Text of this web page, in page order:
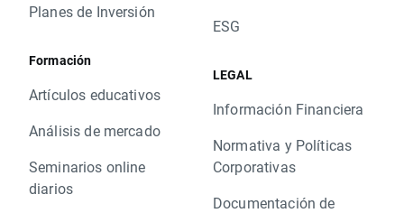
Planes de Inversión
Formación
Artículos educativos
Análisis de mercado
Seminarios online
diarios
ESG
LEGAL
Información Financiera
Normativa y Políticas
Corporativas
Documentación de